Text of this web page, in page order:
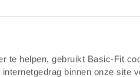
te helpen, gebruikt Basic-Fit
binnen onze site